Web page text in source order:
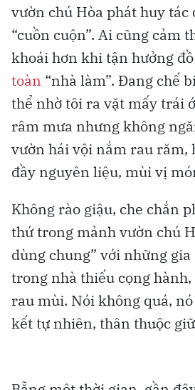
vườn chú Hòa phát huy tác
“cuồn cuộn”. Ai cũng cảm
khoái hơn khi tận hưởng
toàn “nhà làm”. Đang chế
thể nhờ tôi ra vặt mấy trái
râm mưa nhưng không
vườn hái vội nắm rau răm,
đầy nguyên liệu, mùi vị
Không rào giậu, che chắn
thứ trong mảnh vườn chú
dùng chung” với những
trong nhà thiếu cọng
rau mùi. Nói không quá,
kết tự nhiên, thân thuộc